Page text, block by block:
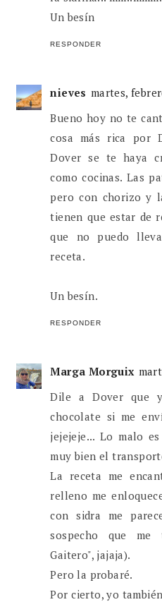
Un besín
RESPONDER
nieves martes,
Bueno hoy no te
cosa más rica por
Dover se te haya
como cocinas. Las
pero con chorizo y
tienen que estar de
que no puedo
receta.
Un besín.
RESPONDER
Marga Morguix
Dile a Dover que
chocolate si me
jejejeje... Lo malo
muy bien el
La receta me
relleno me
con sidra me
sospecho que me
Gaitero", jajaja).
Pero la probaré.
Por cierto, yo